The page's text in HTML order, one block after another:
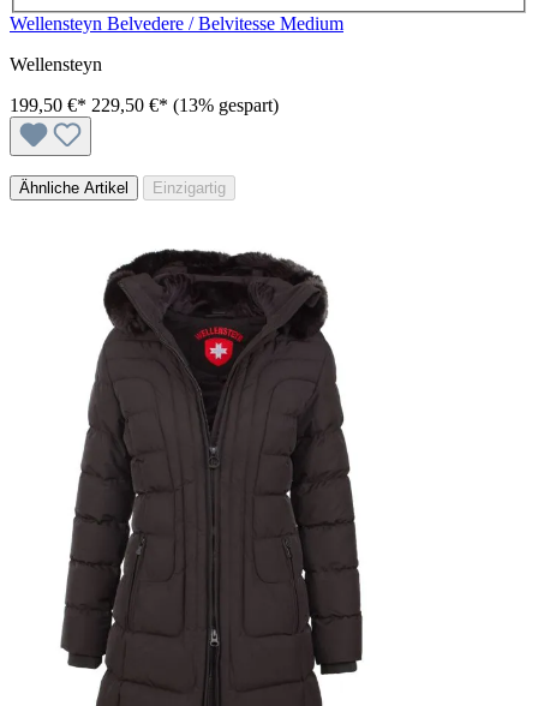
Wellensteyn Belvedere / Belvitesse Medium
Wellensteyn
199,50 €* 229,50 €* (13% gespart)
Ähnliche Artikel Einzigartig